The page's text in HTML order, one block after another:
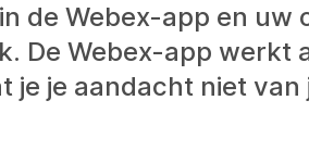
de Webex-app en uw
De Webex-app werkt
je je aandacht niet